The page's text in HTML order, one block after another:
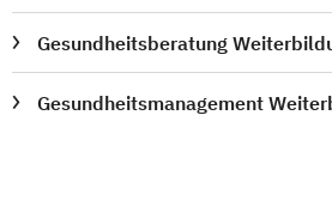
Gesundheitsberatung
Gesundheitsmanagement